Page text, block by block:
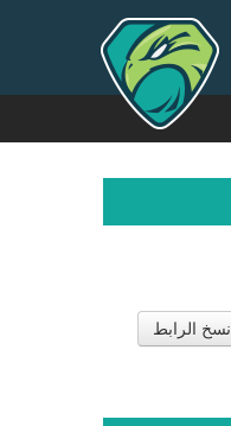
نسخ الرابط